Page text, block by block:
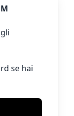
se hai